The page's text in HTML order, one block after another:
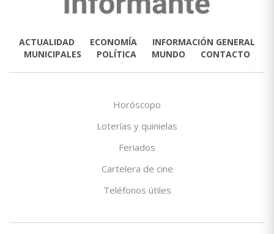
ACTUALIDAD ECONOMÍA
INFORMACIÓN GENERAL
MUNICIPALES
POLÍTICA MUNDO CONTACTO
Horóscopo
Loterías y quinielas
Feriados
Cartelera de cine
Teléfonos útiles